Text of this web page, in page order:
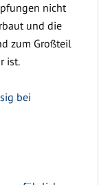
nicht
und die
zum Großteil
ist.
bei